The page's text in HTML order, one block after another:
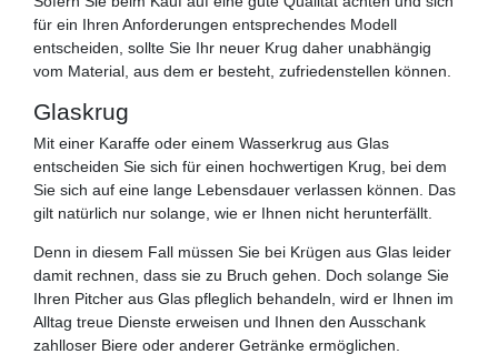
für ein Ihren Anforderungen entsprechendes Modell
entscheiden, sollte Sie Ihr neuer Krug daher unabhängig
vom Material, aus dem er besteht, zufriedenstellen können.
Glaskrug
Mit einer Karaffe oder einem Wasserkrug aus Glas
entscheiden Sie sich für einen hochwertigen Krug, bei dem
Sie sich auf eine lange Lebensdauer verlassen können. Das
gilt natürlich nur solange, wie er Ihnen nicht herunterfällt.
Denn in diesem Fall müssen Sie bei Krügen aus Glas leider
damit rechnen, dass sie zu Bruch gehen. Doch solange Sie
Ihren Pitcher aus Glas pfleglich behandeln, wird er Ihnen im
Alltag treue Dienste erweisen und Ihnen den Ausschank
zahlloser Biere oder anderer Getränke ermöglichen.